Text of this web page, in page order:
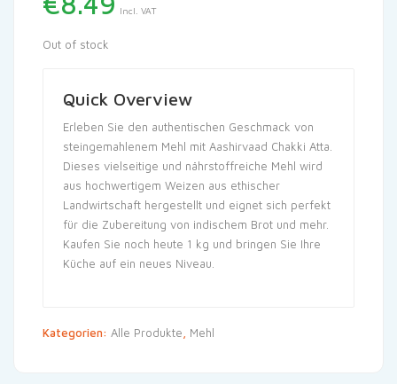
Incl. VAT
Out of stock
Quick Overview
Erleben Sie den authentischen Geschmack von
steingemahlenem Mehl mit Aashirvaad Chakki Atta.
Dieses vielseitige und nährstoffreiche Mehl wird
aus hochwertigem Weizen aus ethischer
Landwirtschaft hergestellt und eignet sich perfekt
für die Zubereitung von indischem Brot und mehr.
Kaufen Sie noch heute 1 kg und bringen Sie Ihre
Küche auf ein neues Niveau.
Kategorien: Alle Produkte Mehl